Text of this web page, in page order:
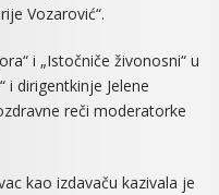
Vozarović“.
i „Istočniče živonosni“ u
i dirigentkinje Jelene
reči moderatorke
kao izdavaču kazivala je